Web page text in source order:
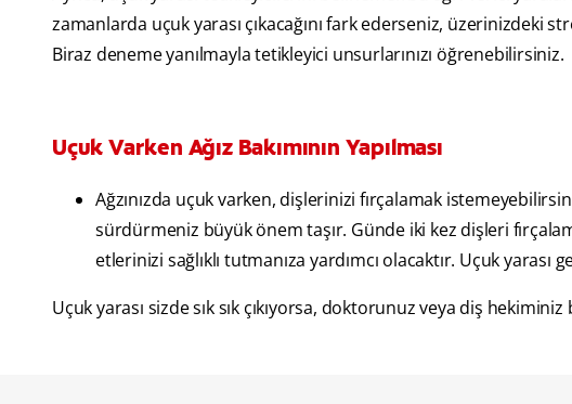
zamanlarda uçuk yarası çıkacağını fark ederseniz, üzerinizdeki
Biraz deneme yanılmayla tetikleyici unsurlarınızı öğrenebilirsiniz.
Uçuk Varken Ağız Bakımının Yapılması
Ağzınızda uçuk varken, dişlerinizi fırçalamak
sürdürmeniz büyük önem taşır. Günde iki kez dişleri
etlerinizi sağlıklı tutmanıza yardımcı olacaktır. Uçuk yarası
Uçuk yarası sizde sık sık çıkıyorsa, doktorunuz veya diş